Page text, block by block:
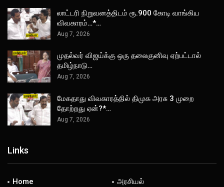
லாட்டரி நிறுவனத்திடம் ரூ.900 கோடி வாங்கிய
விவகாரம்…*…
Aug 7, 2026
முதல்வர் விஜய்க்கு ஒரு தலைகுனிவு ஏற்பட்டால்
தமிழ்நாடு…
Aug 7, 2026
மேகதாது விவகாரத்தில் திமுக அரசு 3 முறை
தோற்றது ஏன்?*…
Aug 7, 2026
Links
Home
அரசியல்